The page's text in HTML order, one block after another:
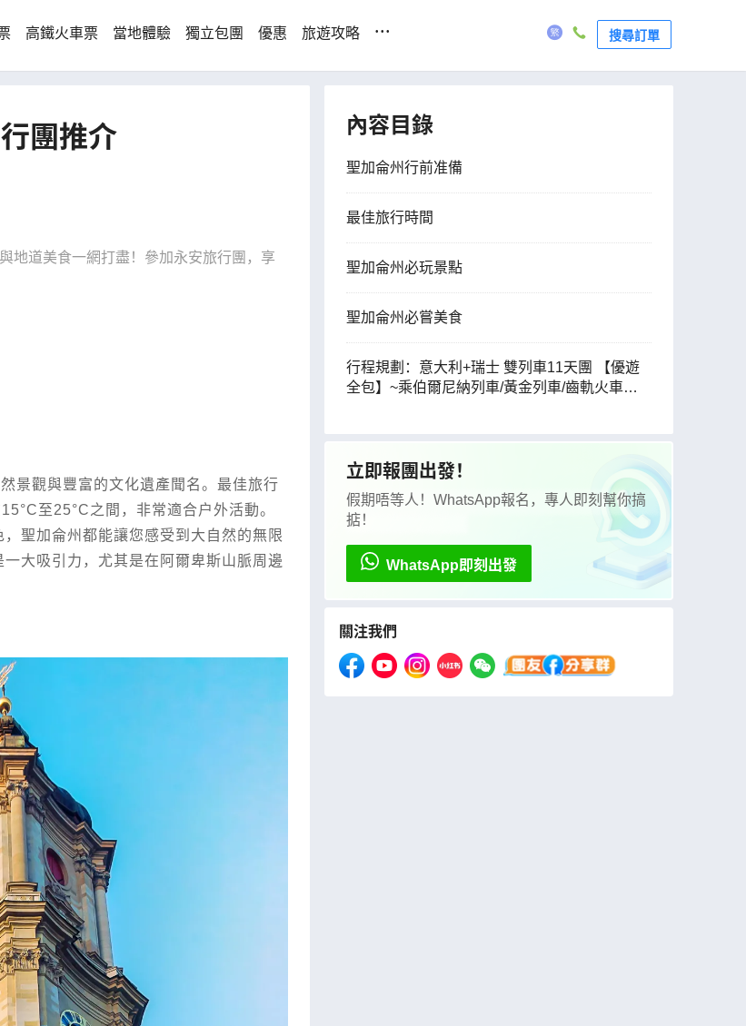
高鐵火車票 當地體驗 獨立包團 優惠 旅遊攻略 ... 搜尋訂單
團推介
地道美食一網打盡！參加永安旅行團，享
景觀與豐富的文化遺產聞名。最佳旅行
至25°C之間，非常適合戶外活動。
聖加侖州都能讓您感受到大自然的無限
大吸引力，尤其是在阿爾卑斯山脈周邊
內容目錄
聖加侖州行前准備
最佳旅行時間
聖加侖州必玩景點
聖加侖州必嘗美食
行程規劃：意大利+瑞士 雙列車11天團 【優遊
全包】~乘伯爾尼納列車/黃金列車/齒軌火車登
立即報團出發！
假期唔等人！WhatsApp報名，專人即刻幫你搞
掂！
WhatsApp即刻出發
關注我們